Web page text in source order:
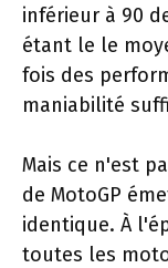
inférieur à 90
étant le le
fois des
maniabilité
Mais ce n'est
de MotoGP
identique. À
toutes les